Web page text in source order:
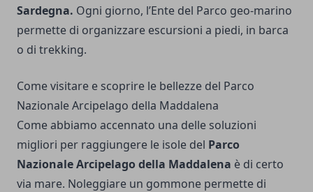
Sardegna. Ogni giorno, l’Ente del Parco geo-marino
permette di organizzare escursioni a piedi, in barca
o di trekking.
Come visitare e scoprire le bellezze del Parco
Nazionale Arcipelago della Maddalena
Come abbiamo accennato una delle soluzioni
migliori per raggiungere le isole del Parco
Nazionale Arcipelago della Maddalena è di certo
via mare. Noleggiare un gommone permette di